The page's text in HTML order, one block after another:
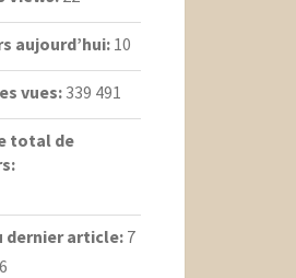
aujourd’hui:10
vues: 339 491
total de
dernier article: 7